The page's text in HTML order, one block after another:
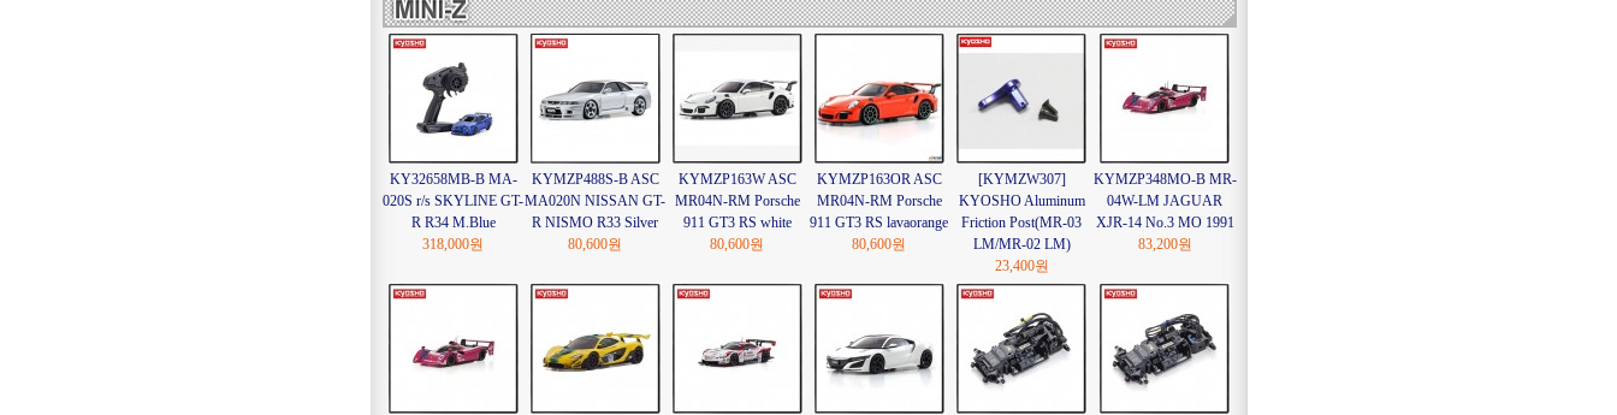
KY32658MB-B MA-
020S r/s SKYLINE GT-
R R34 M.Blue
318,000원
KYMZP488S-B ASC
MA020N NISSAN GT-
R NISMO R33 Silver
80,600원
KYMZP163W ASC
MR04N-RM Porsche
911 GT3 RS white
80,600원
KYMZP163OR ASC
MR04N-RM Porsche
911 GT3 RS lavaorange
80,600원
[KYMZW307]
KYOSHO Aluminum
Friction Post(MR-03
LM/MR-02 LM)
23,400원
KYMZP348MO-B MR-
04W-LM JAGUAR
XJR-14 No.3 MO 1991
83,200원